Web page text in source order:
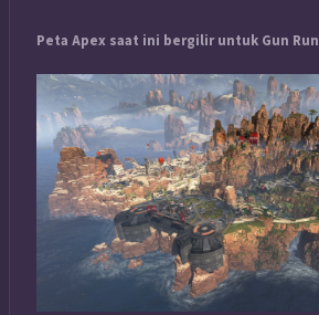
Peta Apex saat ini bergilir untuk Gun Run